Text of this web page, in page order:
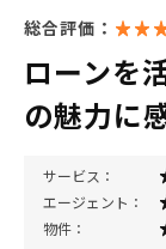
総合評価：
ローンを
の魅力に
サービス：
エージェント：
物件：